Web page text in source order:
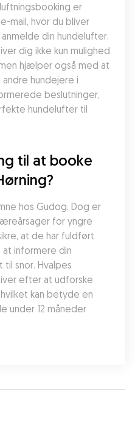
er
mail, hvor du bliver
din hundelufter.
dig ikke kun mulighed
hjælper også med at
hundejere i
beslutninger,
hundelufter til
til at booke
hos Gudog. Dog er
for yngre
at de har fuldført
at informere din
til snor. Hvalpes
efter at udforske
kan betyde en
under 12 måneder